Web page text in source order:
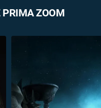
PRIMA ZOOM